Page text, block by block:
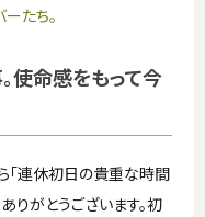
たち。
使命感をもって今
「連休初日の貴重な時間
りがとうございます。初